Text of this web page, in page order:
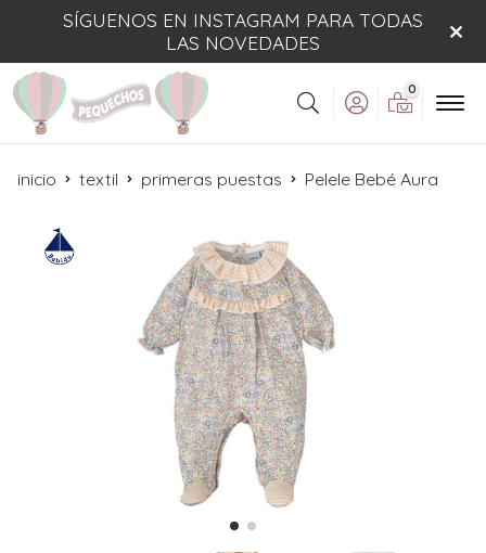
SÍGUENOS EN INSTAGRAM PARA TODAS
LAS NOVEDADES
Buscar
0
inicio textil primeras puestas Pelele Bebé Aura